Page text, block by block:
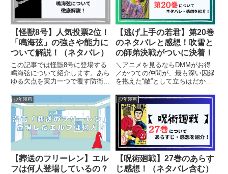
【怪獣8号】人気投票2位！
「鳴海弦」の強さや能力に
ついて解説！（ネタバレ）
この記事では怪獣8号に登場する
鳴海弦について紹介します。あら
ゆる欠点を実力一つで覆す防衛隊
は２位、怪獣１号の適合者であ
り、防衛隊第1部隊隊長の鳴海弦
がどのような人物か詳しく解説し
ます。（ネタバレ含む）
【逃げ上手の若君】第20巻
のネタバレと感想！吹雪と
の師弟決戦がついに決着！
＼アニメを見るならDMMがお得
／かつての仲間が、最も深い因縁
を抱えた“敵”として立ちはだかる
巻では、北条時行が「神力・野
心」を宿す吹雪との激突に挑み、
戦いの中で“主君”としての成長を
遂げていきます。かつて剣を教...
少年漫画
【葬送のフリーレン】エル
フは何人登場しているの？
少年漫画
【呪術廻戦】27巻のあらす
じ感想！（ネタバレ含む）